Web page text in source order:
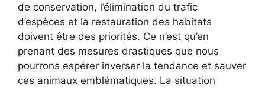
de conservation, l’élimination du trafic
d’espèces et la restauration des habitats
doivent être des priorités. Ce n’est qu’en
prenant des mesures drastiques que nous
pourrons espérer inverser la tendance et sauver
ces animaux emblématiques. La situation